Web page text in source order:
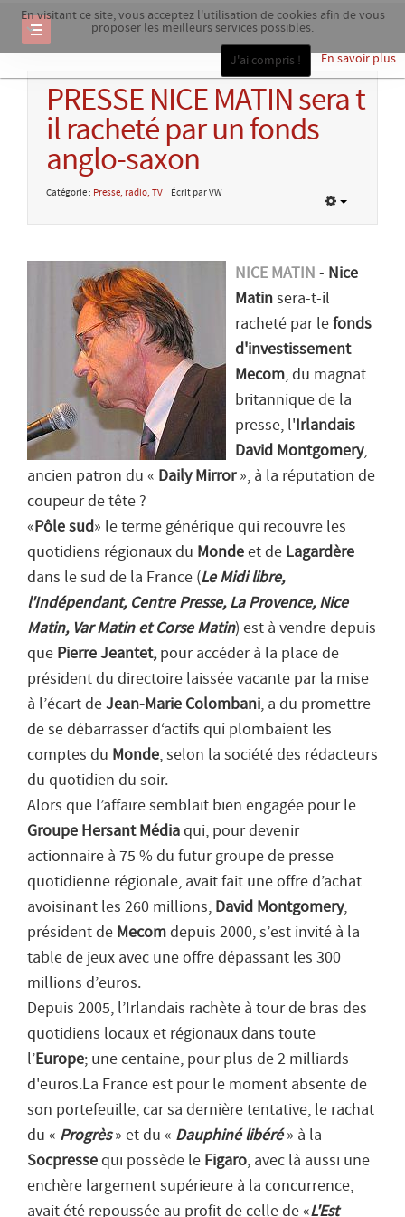
En visitant ce site, vous acceptez l'utilisation de cookies afin de vous
proposer les meilleurs services possibles.
En savoir plus
J'ai compris !
PRESSE NICE MATIN sera t
il racheté par un fonds
anglo-saxon
Catégorie : Presse, radio, TV Écrit par VW
NICE MATIN - Nice
Matin sera-t-il
racheté par le fonds
d'investissement
Mecom, du magnat
britannique de la
presse, l'Irlandais
David Montgomery,
ancien patron du « Daily Mirror», à la réputation de
coupeur de tête ?
«Pôle sud» le terme générique qui recouvre les
quotidiens régionaux du Monde et de Lagardère
dans le sud de la France (Le Midi libre,
l'Indépendant, Centre Presse, La Provence, Nice
Matin, Var Matin et Corse Matin) est à vendre depuis
que Pierre Jeantet,pour accéder à la place de
président du directoire laissée vacante par la mise
à l’écart de Jean-Marie Colombani, a du promettre
de se débarrasser d‘actifs qui plombaient les
comptes du Monde, selon la société des rédacteurs
du quotidien du soir.
Alors que l’affaire semblait bien engagée pour le
Groupe Hersant Média qui, pour devenir
actionnaire à 75 % du futur groupe de presse
quotidienne régionale, avait fait une offre d’achat
avoisinant les 260 millions, David Montgomery,
président de Mecom depuis 2000, s’est invité à la
table de jeux avec une offre dépassant les 300
millions d’euros.
Depuis 2005, l’Irlandais rachète à tour de bras des
quotidiens locaux et régionaux dans toute
l’Europe; une centaine, pour plus de 2 milliards
d'euros.La France est pour le moment absente de
son portefeuille, car sa dernière tentative, le rachat
du « Progrès» et du « Dauphiné libéré» à la
Socpresse qui possède le Figaro, avec là aussi une
enchère largement supérieure à la concurrence,
avait été repoussée au profit de celle de «L'Est